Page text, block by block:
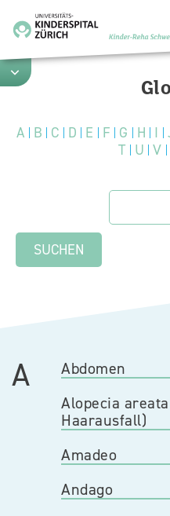
zum
Inhalt
A B C D E F G H I
T U V
A
Abdomen
Alopecia
Haarausfall)
Amadeo
Andago